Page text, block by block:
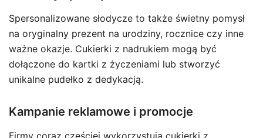
Spersonalizowane słodycze to także świetny pomysł
na oryginalny prezent na urodziny, rocznice czy inne
ważne okazje. Cukierki z nadrukiem mogą być
dołączone do kartki z życzeniami lub stworzyć
unikalne pudełko z dedykacją.
Kampanie reklamowe i promocje
Firmy coraz częściej wykorzystują cukierki z